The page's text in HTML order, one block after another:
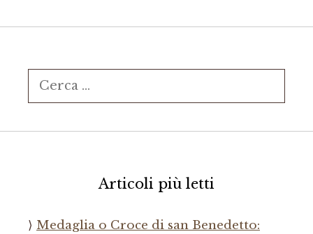
Ricerca
per:
Articoli più letti
Medaglia o Croce di san Benedetto: